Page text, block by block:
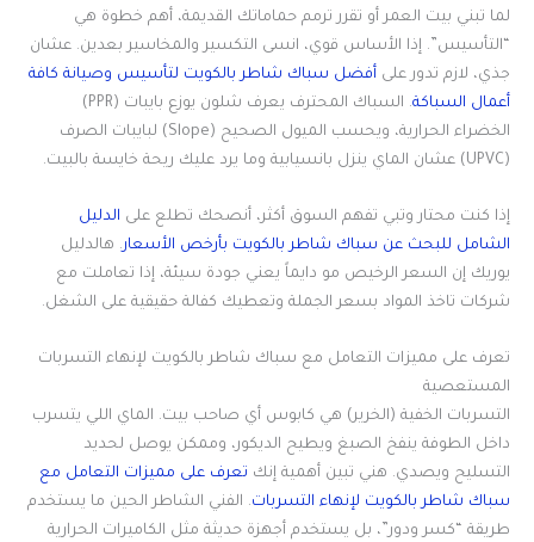
لما تبني بيت العمر أو تقرر ترمم حماماتك القديمة، أهم خطوة هي
“التأسيس”. إذا الأساس قوي، انسى التكسير والمخاسير بعدين. عشان
جذي، لازم تدور على أفضل سباك شاطر بالكويت لتأسيس وصيانة كافة
أعمال السباكة
. السباك المحترف يعرف شلون يوزع بايبات (PPR)
الخضراء الحرارية، ويحسب الميول الصحيح (Slope) لبايبات الصرف
(UPVC) عشان الماي ينزل بانسيابية وما يرد عليك ريحة خايسة بالبيت.
إذا كنت محتار وتبي تفهم السوق أكثر، أنصحك تطلع على الدليل
الشامل للبحث عن سباك شاطر بالكويت بأرخص الأسعار. هالدليل
يوريك إن السعر الرخيص مو دايماً يعني جودة سيئة، إذا تعاملت مع
شركات تاخذ المواد بسعر الجملة وتعطيك كفالة حقيقية على الشغل.
تعرف على مميزات التعامل مع سباك شاطر بالكويت لإنهاء التسربات
المستعصية
التسربات الخفية (الخرير) هي كابوس أي صاحب بيت. الماي اللي يتسرب
داخل الطوفة ينفخ الصبغ ويطيح الديكور، وممكن يوصل لحديد
التسليح ويصدي. هني تبين أهمية إنك تعرف على مميزات التعامل مع
سباك شاطر بالكويت لإنهاء التسربات. الفني الشاطر الحين ما يستخدم
طريقة “كسر ودور”، بل يستخدم أجهزة حديثة مثل الكاميرات الحرارية